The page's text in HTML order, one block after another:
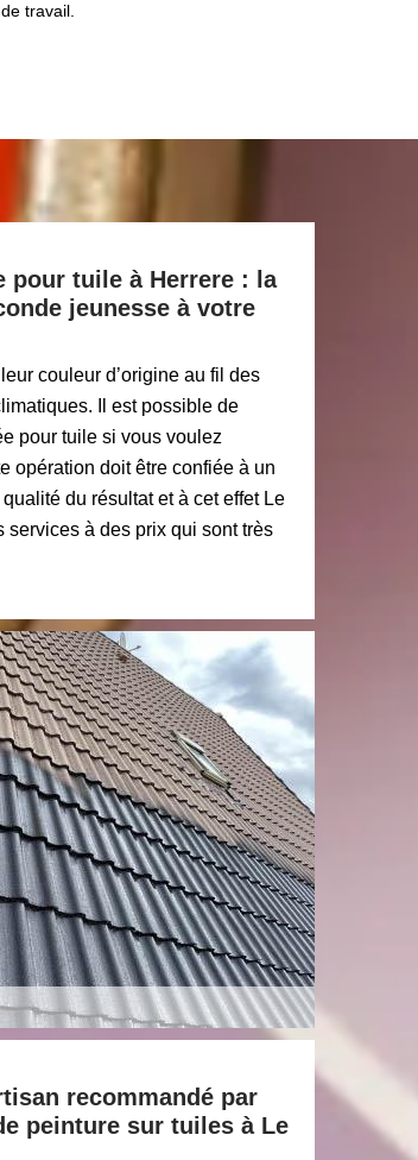
travail.
pour tuile à Herrere : la
jeunesse à votre
couleur d’origine au fil des
Il est possible de
pour tuile si vous voulez
opération doit être confiée à un
du résultat et à cet effet Le
à des prix qui sont très
recommandé par
peinture sur tuiles à Le